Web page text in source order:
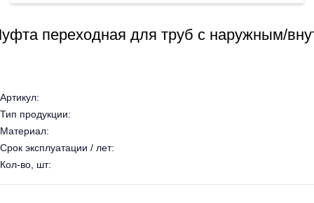
переходная для труб с наружным/
Артикул:
Тип продукции:
Материал:
Срок эксплуатации / лет:
Кол-во, шт: